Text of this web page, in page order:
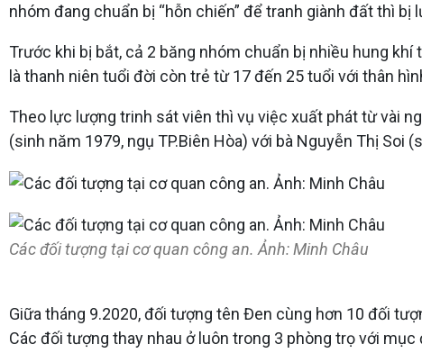
nhóm đang chuẩn bị “hỗn chiến” để tranh giành đất thì bị
Trước khi bị bắt, cả 2 băng nhóm chuẩn bị nhiều hung
là thanh niên tuổi đời còn trẻ từ 17 đến 25 tuổi với thân
Theo lực lượng trinh sát viên thì vụ việc xuất phát từ vài
(sinh năm 1979, ngụ TP.Biên Hòa) với bà Nguyễn Thị Soi
Các đối tượng tại cơ quan công an. Ảnh: Minh Châu
Giữa tháng 9.2020, đối tượng tên Đen cùng hơn 10 đối
Các đối tượng thay nhau ở luôn trong 3 phòng trọ với